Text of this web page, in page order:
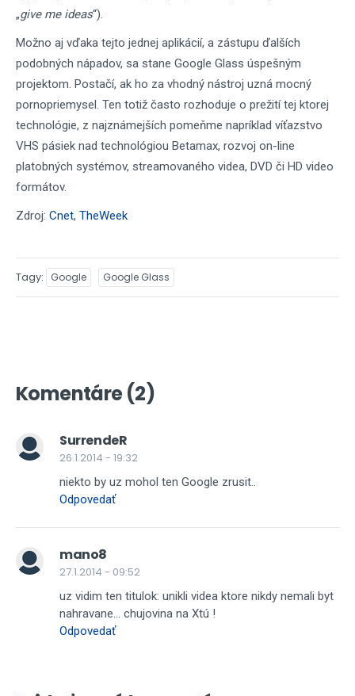
„give me ideas“).
Možno aj vďaka tejto jednej aplikácií, a zástupu ďalších
podobných nápadov, sa stane Google Glass úspešným
projektom. Postačí, ak ho za vhodný nástroj uzná mocný
pornopriemysel. Ten totiž často rozhoduje o prežití tej ktorej
technológie, z najznámejších pomeňme napríklad víťazstvo
VHS pásiek nad technológiou Betamax, rozvoj on-line
platobných systémov, streamovaného videa, DVD či HD video
formátov.
Zdroj: Cnet, TheWeek
Tagy Google Google Glass
Komentáre (2)
SurrendeR
26.1.2014 - 19:32
niekto by uz mohol ten Google zrusit..
Odpovedať
mano8
27.1.2014 - 09:52
uz vidim ten titulok: unikli videa ktore nikdy nemali byt
nahravane... chujovina na Xtú !
Odpovedať